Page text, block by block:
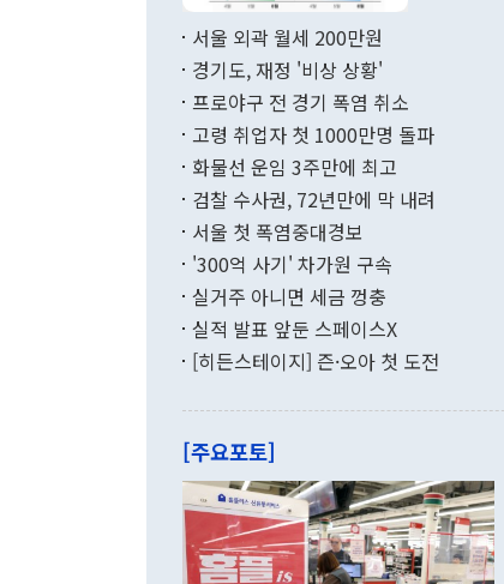
무너졌
함께 4
"우리의
관은 업
이 9월
며 "정부
은 "그
잘랐다.
않았다
며 월간
196.9%
수출은
기록했
로 전환
는 배당
였던 올
인의 해
각각 증
국인의
감소하
서울 외곽 월세 200만원
경기도, 재정 '비상 상황'
프로야구 전 경기 폭염 취소
고령 취업자 첫 1000만명 돌파
화물선 운임 3주만에 최고
검찰 수사권, 72년만에 막 내려
서울 첫 폭염중대경보
'300억 사기' 차가원 구속
실거주 아니면 세금 껑충
실적 발표 앞둔 스페이스X
[히든스테이지] 즌·오아 첫 도전
[주요포토]